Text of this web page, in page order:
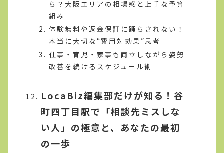
ら？大阪エリアの相場感と上手な予算
組み
体験無料や返金保証に踊らされない！
本当に大切な“費用対効果”思考
仕事・育児・家事も両立しながら姿勢
改善を続けるスケジュール術
LocaBiz編集部だけが知る！谷
町四丁目駅で「相談先ミスしな
い人」の極意と、あなたの最初
の一歩